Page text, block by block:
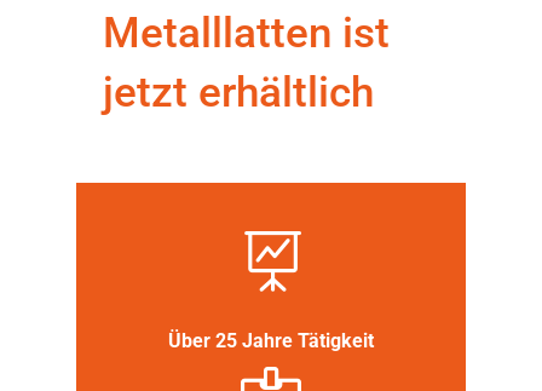
Metalllatten ist
jetzt erhältlich

Über 25 Jahre Tätigkeit